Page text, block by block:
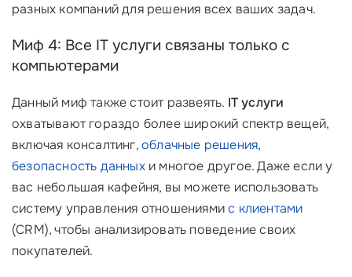
разных компаний для решения всех ваших задач.
Миф 4: Все IT услуги связаны только с
компьютерами
Данный миф также стоит развеять. IT услуги
охватывают гораздо более широкий спектр вещей,
включая консалтинг,облачные решения,
безопасность данныхи многое другое. Даже если у
вас небольшая кафейня, вы можете использовать
систему управления отношениямис клиентами
(CRM), чтобы анализировать поведение своих
покупателей.